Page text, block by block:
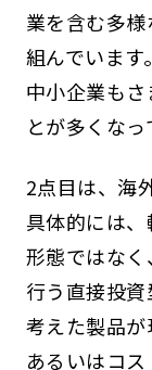
業を含む多
組んでいます
中小企業も
とが多くなっ
2点目は、海
具体的には
形態ではな
行う直接投
考えた製品が
あるいはコ